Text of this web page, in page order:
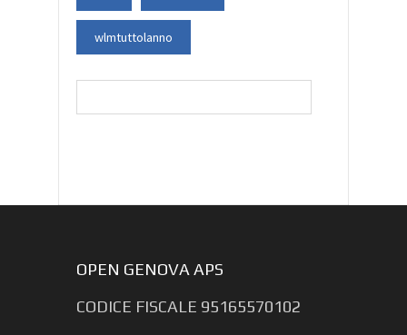
wlmtuttolanno
Ricerca
OPEN GENOVA APS
CODICE FISCALE 95165570102